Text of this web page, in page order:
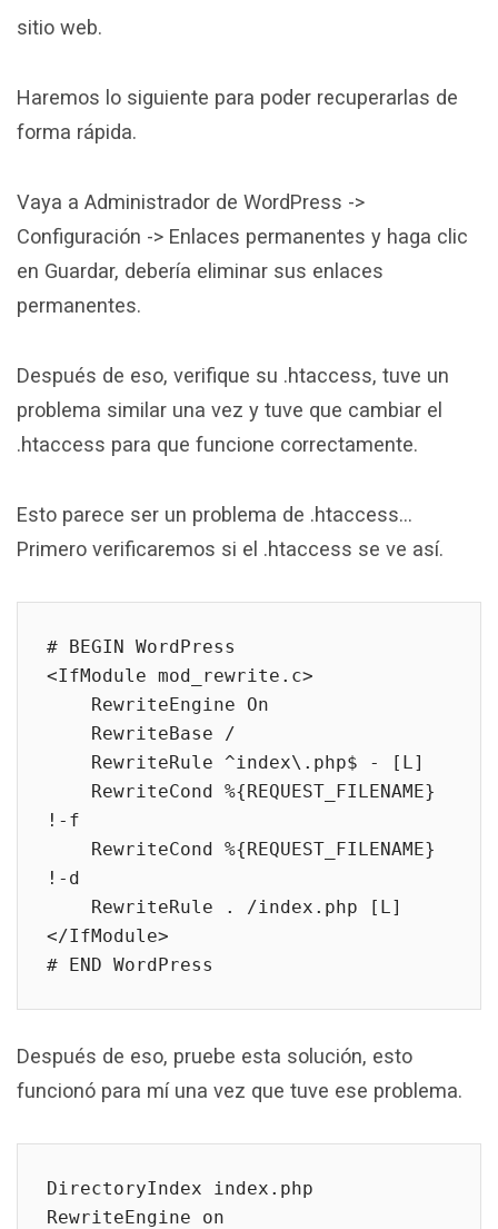
sitio web.
Haremos lo siguiente para poder recuperarlas de
forma rápida.
Vaya a Administrador de WordPress ->
Configuración -> Enlaces permanentes y haga clic
en Guardar, debería eliminar sus enlaces
permanentes.
Después de eso, verifique su .htaccess, tuve un
problema similar una vez y tuve que cambiar el
.htaccess para que funcione correctamente.
Esto parece ser un problema de .htaccess…
Primero verificaremos si el .htaccess se ve así.
# BEGIN WordPress
<IfModule mod_rewrite.c>
!-f
!-d
</IfModule>
# END WordPress
Después de eso, pruebe esta solución, esto
funcionó para mí una vez que tuve ese problema.
DirectoryIndex index.php
RewriteEngine on